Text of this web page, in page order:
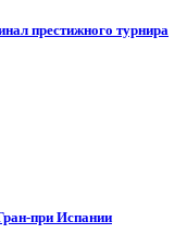
престижного турнира
при Испании